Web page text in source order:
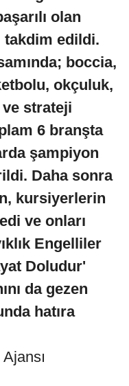
olan
takdim edildi.
boccia,
okçuluk,
ve strateji
6 branşta
şampiyon
Daha sonra
kursiyerlerin
ve onları
Engelliler
Doludur'
da gezen
hatıra